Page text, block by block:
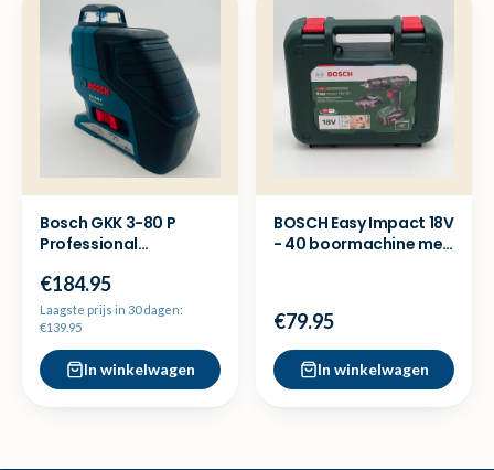
Bosch GKK 3-80 P
Professional
€184.95
Laagste prijs in 30 dagen:
€139.95
In winkelwagen
BOSCH Easy Impact 18V
- 40 boormachine met
€79.95
In winkelwagen